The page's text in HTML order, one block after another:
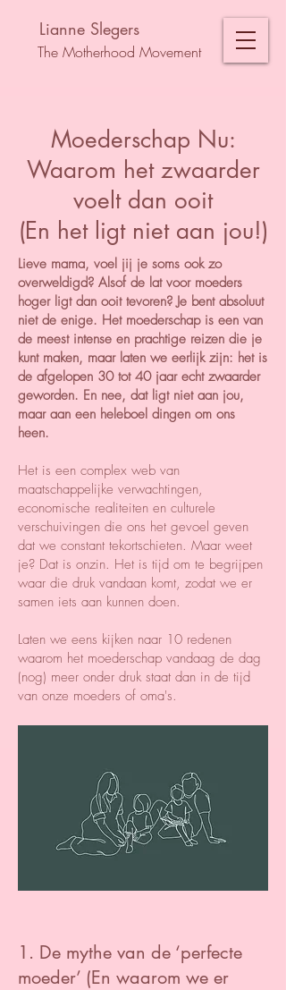
Lianne Slegers
The Motherhood Movement
Moederschap Nu:
Waarom het zwaarder
voelt dan ooit
(En het ligt niet aan jou!)
Lieve mama, voel jij je soms ook zo
overweldigd? Alsof de lat voor moeders
hoger ligt dan ooit tevoren? Je bent absoluut
niet de enige. Het moederschap is een van
de meest intense en prachtige reizen die je
kunt maken, maar laten we eerlijk zijn: het is
de afgelopen 30 tot 40 jaar echt zwaarder
geworden. En nee, dat ligt niet aan jou,
maar aan een heleboel dingen om ons
heen.
Het is een complex web van
maatschappelijke verwachtingen,
economische realiteiten en culturele
verschuivingen die ons het gevoel geven
dat we constant tekortschieten. Maar weet
je? Dat is onzin. Het is tijd om te begrijpen
waar die druk vandaan komt, zodat we er
samen iets aan kunnen doen.
Laten we eens kijken naar 10 redenen
waarom het moederschap vandaag de dag
(nog) meer onder druk staat dan in de tijd
van onze moeders of oma's.
1. De mythe van de ‘perfecte
moeder’ (En waarom we er